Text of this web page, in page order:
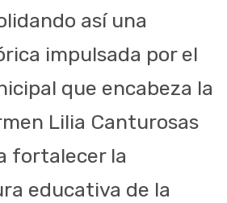
así una
impulsada por el
que encabeza la
Lilia Canturosas
fortalecer la
educativa de la